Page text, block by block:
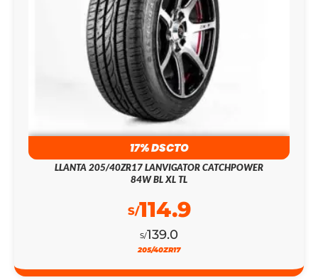
17% DSCTO
LLANTA 205/40ZR17 LANVIGATOR CATCHPOWER
84W BL XL TL
S/139.0
S/114.9
205/40ZR17